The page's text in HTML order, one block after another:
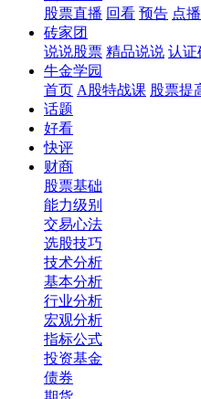
股票直播 回看 预告 点播
砖家团
说说股票 精品说说 认证
牛金学园
首页 A股特战课 股票提
话题
好看
快评
财商
股票基础
能力级别
交易心法
选股技巧
技术分析
基本分析
行业分析
宏观分析
指标公式
投资基金
债券